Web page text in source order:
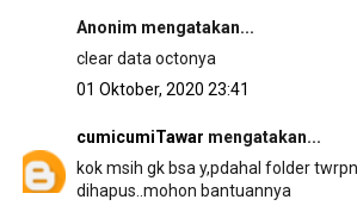
Anonim mengatakan...
clear data octonya
01 Oktober, 2020 23:41
cumicumiTawar mengatakan...
kok msih gk bsa y,pdahal folder
dihapus..mohon bantuannya